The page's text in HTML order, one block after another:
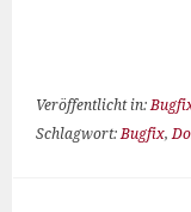
Veröffentlicht in:
Schlagwort:Bugfix,